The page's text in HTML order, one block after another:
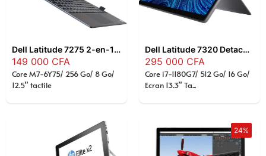
Dell Latitude 7275 2-en-1 , Intel Core M7-6Y75 , 8 Go RAM , SSD 256 Go , Écran Tactile 12,5″ QHD , Windows 11 Pro
149 000 CFA
Core M7-6Y75/ 256 Go/ 8 Go/
12.5” tactile
Dell Latitude 7320 Detachable 13″ – Intel Core i7-1180G7 vPro , 16 Go RAM , SSD 512 Go , Écran Tactile Full HD+ , Tablette PC 2-en-1 Professionnelle , Windows 11 Pro
295 000 CFA
Core i7-1180G7/ 512 Go/ 16 Go/
Ecran 13.3” Ta...
24%